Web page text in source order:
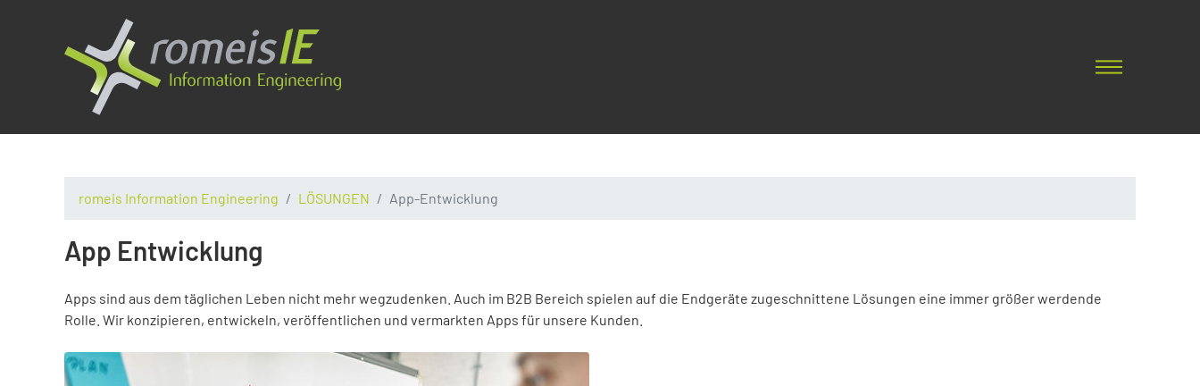
romeis Information Engineering LÖSUNGEN App-Entwicklung
App Entwicklung
Apps sind aus dem täglichen Leben nicht mehr wegzudenken. Auch im B2B Bereich spielen auf die Endgeräte zugeschnittene Lösungen eine immer größer werdende
Rolle. Wir konzipieren, entwickeln, veröffentlichen und vermarkten Apps für unsere Kunden.